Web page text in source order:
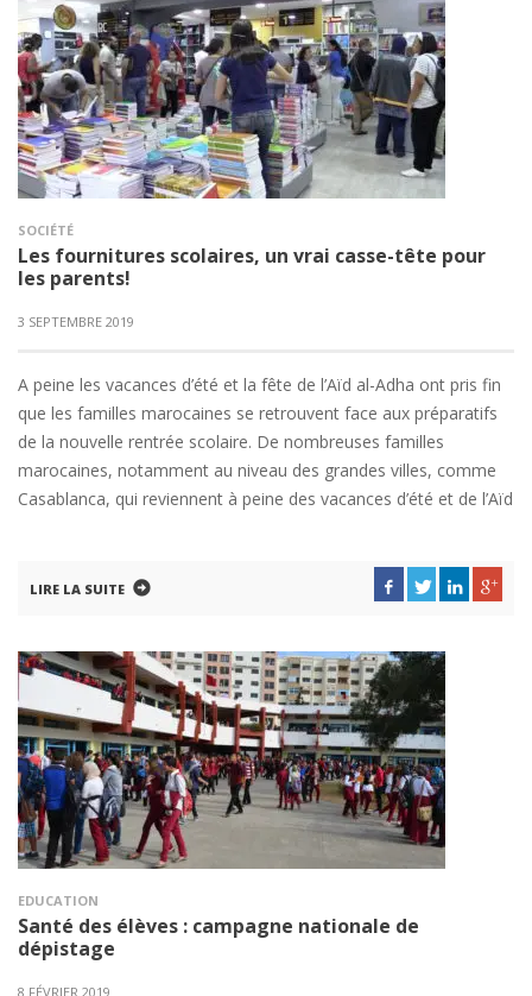
SOCIÉTÉ
Les fournitures scolaires, un vrai casse-tête pour
les parents!
3 SEPTEMBRE 2019
A peine les vacances d’été et la fête de l’Aïd al-Adha ont pris fin
que les familles marocaines se retrouvent face aux préparatifs
de la nouvelle rentrée scolaire. De nombreuses familles
marocaines, notamment au niveau des grandes villes, comme
Casablanca, qui reviennent à peine des vacances d’été et de l’Aïd
LIRE LA SUITE
EDUCATION
Santé des élèves : campagne nationale de
dépistage
8 FÉVRIER 2019